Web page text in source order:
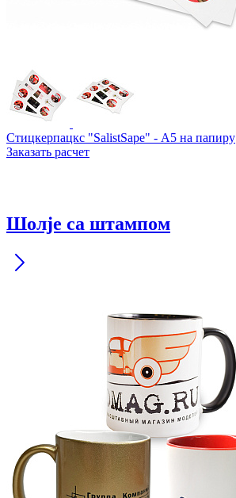
Стицкерпацкс "SalistSape" - А5 на папиру
Заказать расчет
Шолје са штампом